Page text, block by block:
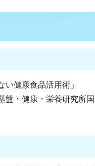
い健康食品活用術」
盤・健康・栄養研究